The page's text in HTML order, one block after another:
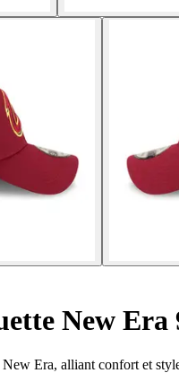
New
Era, alliant confort et